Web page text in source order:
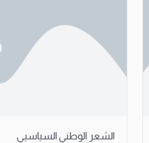
الشعر الوطني السياسيي